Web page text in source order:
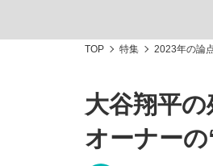
TOP 特集 2023年の論
大谷翔平
オーナー